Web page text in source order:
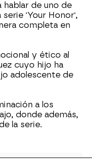
de uno de
'Your Honor',
completa en
y ético al
cuyo hijo ha
adolescente de
a los
donde además,
la serie.